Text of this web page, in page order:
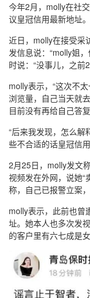
今年2月，molly在社
议皇冠信用最新地址。
近日，molly在接受采
发信息说：“molly姐
时说：“没事儿，之前
molly表示，“这次不
浏览量，自己当天就
目前没有再给自己答
“后来我发现，怎么
些不合适的话皇冠信
2月25日，molly发文
视频发在外网，说她“
称，自己已报警立案
molly表示，此前也曾
址。她本人也多次发
的客户里有六七成是